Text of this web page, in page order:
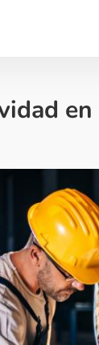
- 2021-12-09